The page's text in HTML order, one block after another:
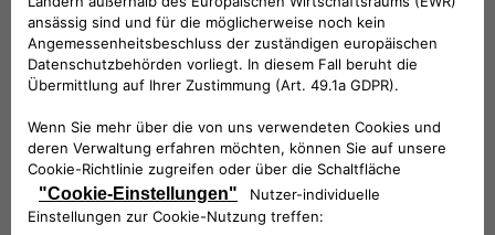
Folge uns
BRAUCHEN SIE HILFE?
VERKAUFSBERATUNG​:
Werktags Montag - Freitag: 09:00 – 18:00 Uhr
KUNDENSERVICE: